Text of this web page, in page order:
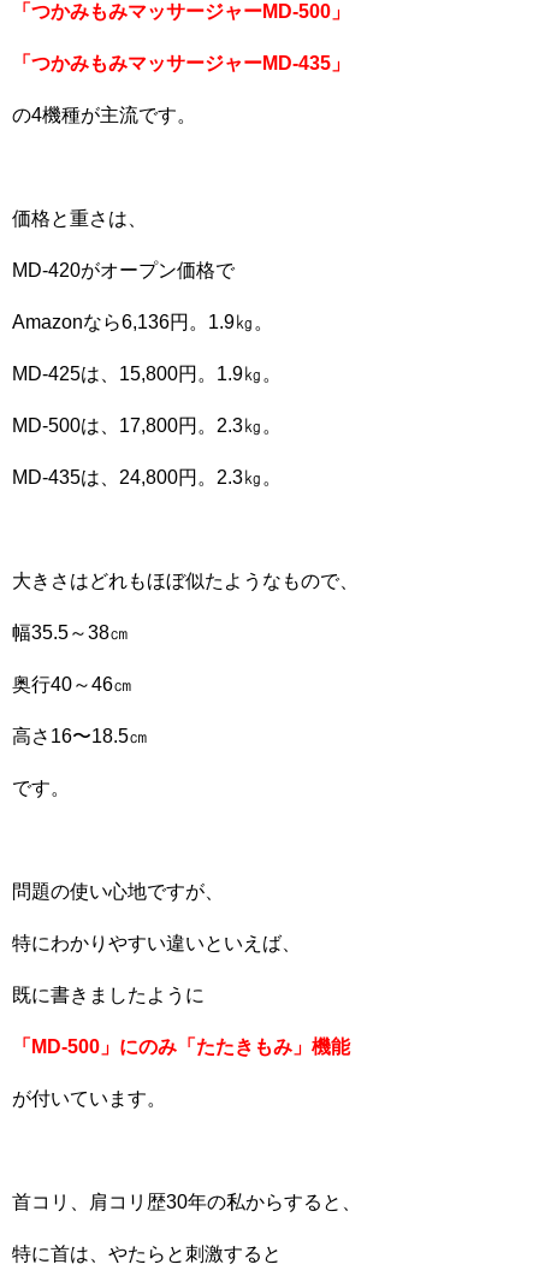
「つかみもみマッサージャーMD-500」
「つかみもみマッサージャーMD-435」
の4機種が主流です。
価格と重さは、
MD-420がオープン価格で
Amazonなら6,136円。1.9㎏。
MD-425は、15,800円。1.9㎏。
MD-500は、17,800円。2.3㎏。
MD-435は、24,800円。2.3㎏。
大きさはどれもほぼ似たようなもので、
幅35.5～38㎝
奥行40～46㎝
高さ16〜18.5㎝
です。
問題の使い心地ですが、
特にわかりやすい違いといえば、
既に書きましたように
「MD-500」にのみ「たたきもみ」機能
が付いています。
首コリ、肩コリ歴30年の私からすると、
特に首は、やたらと刺激すると